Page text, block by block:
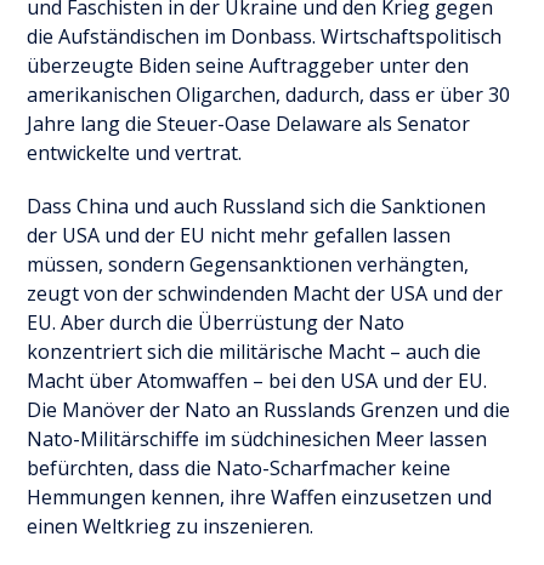
und Faschisten in der Ukraine und den Krieg gegen
die Aufständischen im Donbass. Wirtschaftspolitisch
überzeugte Biden seine Auftraggeber unter den
amerikanischen Oligarchen, dadurch, dass er über 30
Jahre lang die Steuer-Oase Delaware als Senator
entwickelte und vertrat.
Dass China und auch Russland sich die Sanktionen
der USA und der EU nicht mehr gefallen lassen
müssen, sondern Gegensanktionen verhängten,
zeugt von der schwindenden Macht der USA und der
EU. Aber durch die Überrüstung der Nato
konzentriert sich die militärische Macht – auch die
Macht über Atomwaffen – bei den USA und der EU.
Die Manöver der Nato an Russlands Grenzen und die
Nato-Militärschiffe im südchinesichen Meer lassen
befürchten, dass die Nato-Scharfmacher keine
Hemmungen kennen, ihre Waffen einzusetzen und
einen Weltkrieg zu inszenieren.